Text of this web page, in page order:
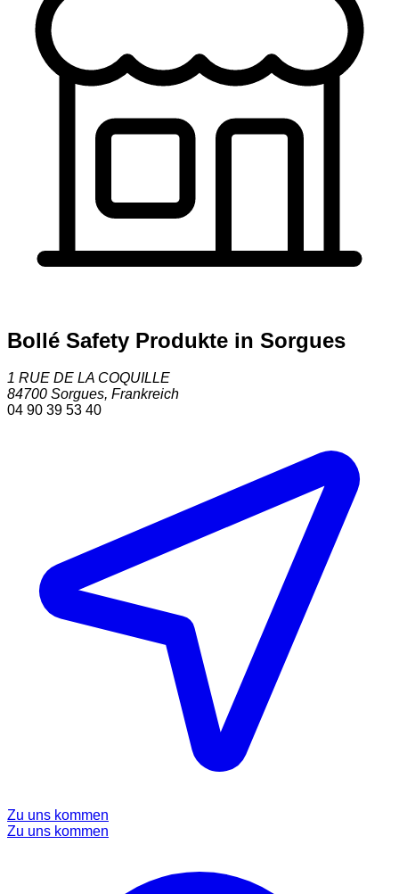
Bollé Safety Produkte in Sorgues
1 RUE DE LA COQUILLE
84700 Sorgues, Frankreich
04 90 39 53 40
Zu uns kommen
Zu uns kommen